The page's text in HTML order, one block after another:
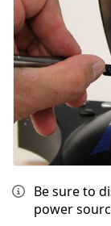
Be sure to
power